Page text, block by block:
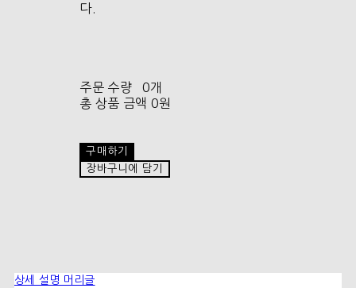
다.
주문 수량
0개
총 상품 금액 0원
구매하기
장바구니에 담기
상세 설명 머리글